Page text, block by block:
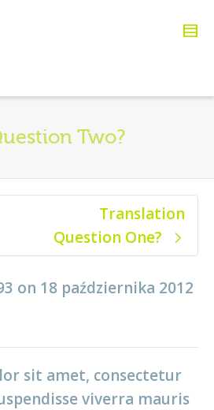
Two?
Translation
Question One?
on 18 października 2012
sit amet, consectetur
viverra mauris